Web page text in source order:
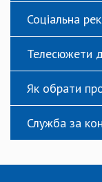
Соціальна
Телесюжети
Як обрати
Служба за